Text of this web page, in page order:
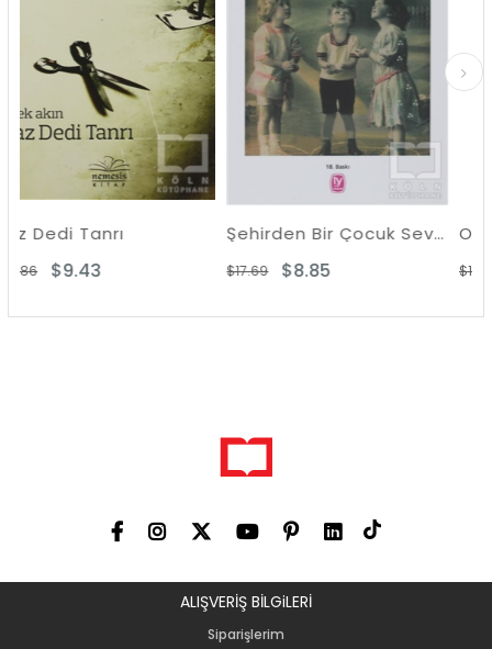
Şehirden Bir Çocuk Sevdin Yine
$17.69
ALIŞVERİŞ BİLGiLERİ
Siparişlerim